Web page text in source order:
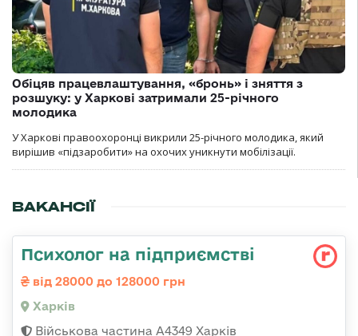
Обіцяв працевлаштування, «бронь» і зняття з
розшуку: у Харкові затримали 25-річного
молодика
У Харкові правоохоронці викрили 25-річного молодика, який
вирішив «підзаробити» на охочих уникнути мобілізації.
ВАКАНСІЇ
Психолог на підприємстві
від 28000 до 128000 грн
Харків
Військова частина А4349 Харків